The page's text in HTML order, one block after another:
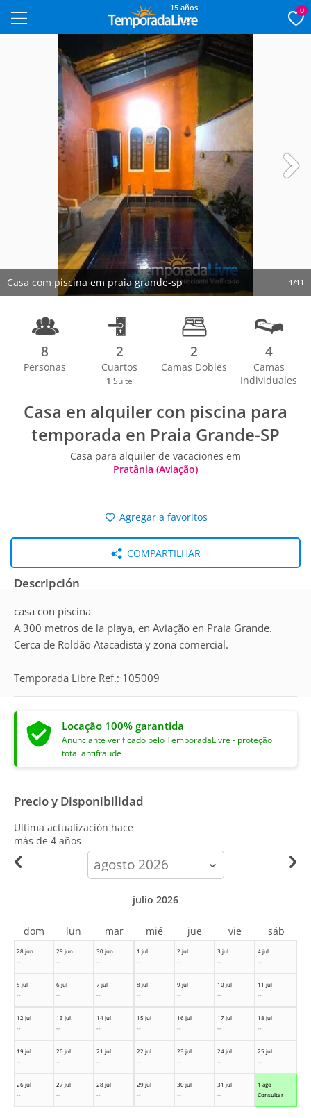
15 años 0
Casa com piscina em praia grande-sp 1/11
8
Personas
2
Cuartos
1 Suite
2
Camas Dobles
4
Camas
Individuales
Casa en alquiler con piscina para
temporada en Praia Grande-SP
Casa para alquiler de vacaciones em
Pratânia (Aviação)
Agregar a favoritos
COMPARTILHAR
Descripción
casa con piscina
A 300 metros de la playa, en Aviação en Praia Grande.
Cerca de Roldão Atacadista y zona comercial.
Temporada Libre Ref.: 105009
Locação 100% garantida
Anunciante verificado pelo TemporadaLivre - proteção
total antifraude
Precio y Disponibilidad
Ultima actualización hace
más de 4 años
calendar-
month
28 jun
--
29 jun
--
30 jun
--
1 jul
--
2 jul
--
3 jul
--
4 jul
--
5 jul
--
6 jul
--
7 jul
--
8 jul
--
9 jul
--
10 jul
--
11 jul
--
12 jul
--
13 jul
--
14 jul
--
15 jul
--
16 jul
--
17 jul
--
18 jul
--
19 jul
--
20 jul
--
21 jul
--
22 jul
--
23 jul
--
24 jul
--
25 jul
--
26 jul
--
27 jul
--
28 jul
--
29 jul
--
30 jul
--
31 jul
--
1 ago
Consultar
julio 2026
dom lun mar mié jue vie sáb